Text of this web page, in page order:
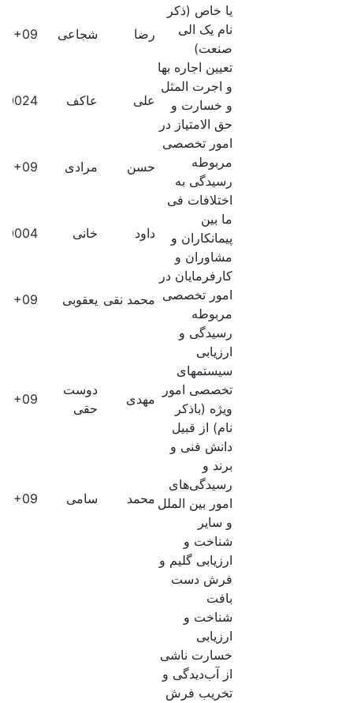
یا خاص (ذکر
نام یک الی
صنعت)
تعیین اجاره بها
و اجرت المثل
و خسارت و
حق الامتیاز در
امور تخصصی
مربوطه
رسیدگی به
اختلافات فی
ما بین
پیمانکاران و
مشاوران و
کارفرمایان در
امور تخصصی
مربوطه
رسیدگی و
ارزیابی
سیستمهای
تخصصی امور
ویژه (باذکر
نام) از قبیل
دانش فنی و
برند و
رسیدگی‌های
امور بین الملل
و سایر
رضا شجاعی
علی عاکف
حسن مرادی
داود خانی
محمد نقی یعقوبی
مهدی
دوست
حقی
محمد سامی
شناخت و
ارزیابی گلیم و
فرش دست
بافت
شناخت و
ارزیابی
خسارت ناشی
از آب‌دیدگی و
تخریب فرش